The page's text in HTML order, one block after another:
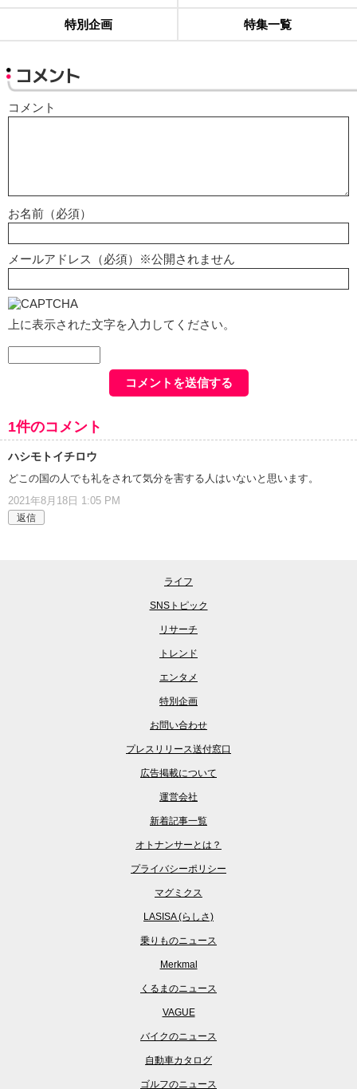
特別企画 特集一覧
コメント
コメント
お名前（必須）
メールアドレス（必須）※公開されません
上に表示された文字を入力してください。
1件のコメント
ハシモトイチロウ
どこの国の人でも礼をされて気分を害する人はいないと思います。
2021年8月18日 1:05 PM
返信
ライフ
SNSトピック
リサーチ
トレンド
エンタメ
特別企画
お問い合わせ
プレスリリース送付窓口
広告掲載について
運営会社
新着記事一覧
オトナンサーとは？
プライバシーポリシー
マグミクス
LASISA (らしさ)
乗りものニュース
Merkmal
くるまのニュース
VAGUE
バイクのニュース
自動車カタログ
ゴルフのニュース